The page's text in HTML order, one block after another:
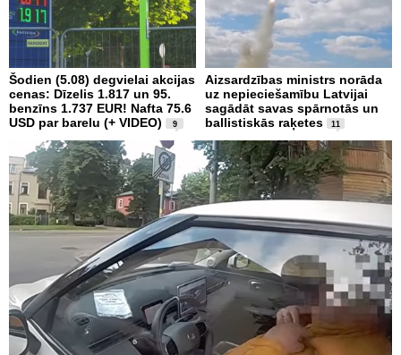
Šodien (5.08) degvielai akcijas
cenas: Dīzelis 1.817 un 95.
benzīns 1.737 EUR! Nafta 75.6
USD par barelu (+ VIDEO)
9
Aizsardzības ministrs norāda
uz nepieciešamību Latvijai
sagādāt savas spārnotās un
ballistiskās raķetes
11